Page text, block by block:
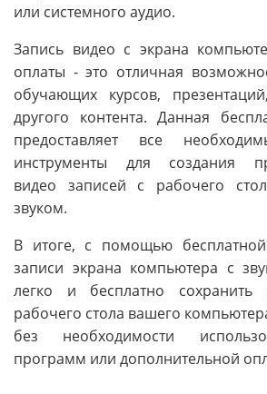
или системного аудио.
Запись видео с экрана
оплаты - это отличная
обучающих курсов,
другого контента. Данная
предоставляет все
инструменты для создания
видео записей с рабочего
звуком.
В итоге, с помощью
записи экрана компьютера с
легко и бесплатно
рабочего стола вашего
без необходимости
программ или дополнительной